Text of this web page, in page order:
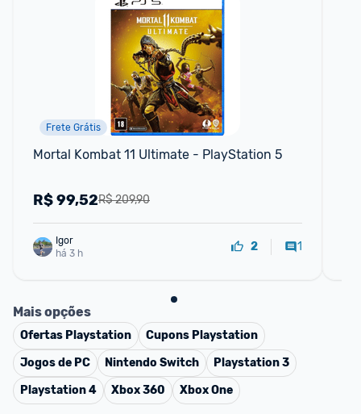
Frete Grátis
Mortal Kombat 11 Ultimate - PlayStation 5
R$ 209,90
R$99,52
Igor
há 3 h
2 1
Mais opções
Ofertas Playstation Cupons Playstation
Jogos de PC
Nintendo Switch
Playstation 3
Playstation 4
Xbox 360 Xbox One